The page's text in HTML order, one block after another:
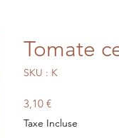
Tomate
SKU : K
3,10 €Prix
Taxe Incluse